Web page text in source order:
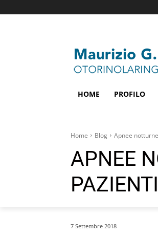
HOME PROFILO
Home Blog Apnee
APNEE
PAZIENTI
7 Settembre 2018